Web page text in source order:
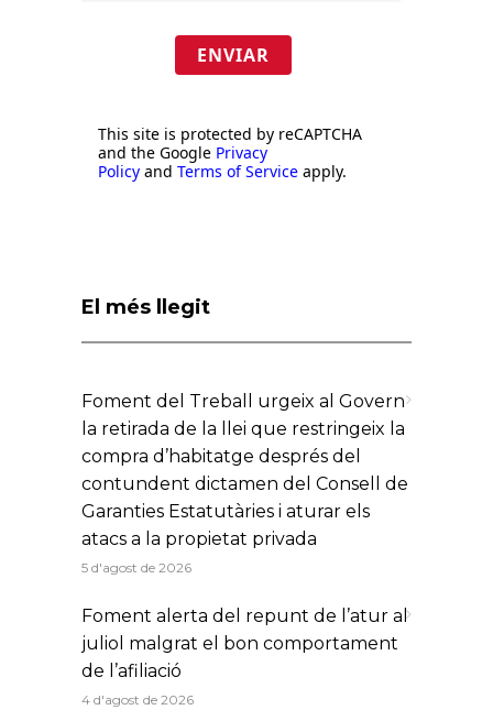
ENVIAR
This site is protected by reCAPTCHA
and the Google Privacy
Policy and Terms of Service apply.
El més llegit
Foment del Treball urgeix al Govern
la retirada de la llei que restringeix la
compra d’habitatge després del
contundent dictamen del Consell de
Garanties Estatutàries i aturar els
atacs a la propietat privada
5 d'agost de 2026
Foment alerta del repunt de l’atur al
juliol malgrat el bon comportament
de l’afiliació
4 d'agost de 2026